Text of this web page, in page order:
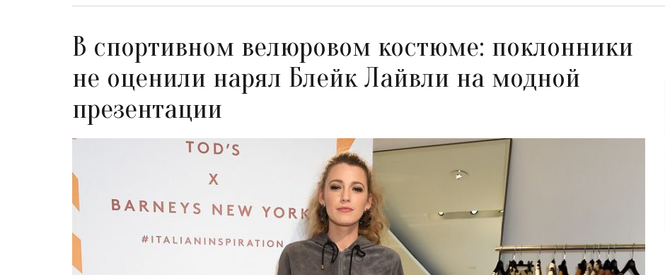
В спортивном велюровом костюме: поклонники
не оценили нарял Блейк Лайвли на модной
презентации